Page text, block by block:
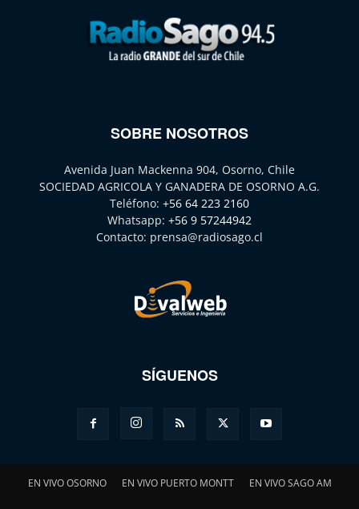
SOBRE NOSOTROS
Avenida Juan Mackenna 904, Osorno, Chile
SOCIEDAD AGRICOLA Y GANADERA DE OSORNO A.G.
Teléfono: +56 64 223 2160
Whatsapp: +56 9 57244942
Contacto: prensa@radiosago.cl
SÍGUENOS
EN VIVO OSORNO EN VIVO PUERTO MONTT EN VIVO SAGO AM